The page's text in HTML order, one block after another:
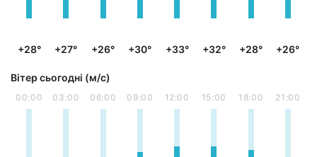
+28° +27° +26° +30° +33° +32° +28° +26°
Вітер сьогодні (м/с)
00:00 03:00 06:00 09:00 12:00 15:00 18:00 21:00